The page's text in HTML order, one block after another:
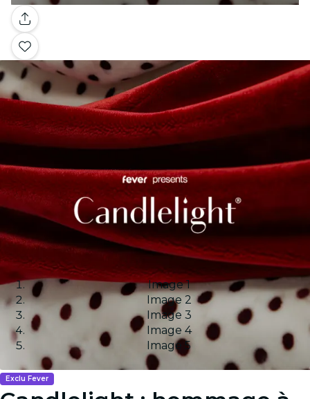
Galerie
Image 1
Image 2
Image 3
Image 4
Image 5
Exclu Fever